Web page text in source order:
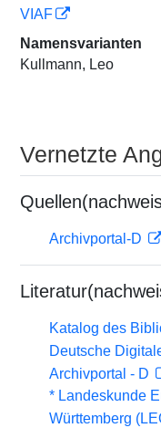
VIAF
Namensvarianten
Kullmann, Leo
Vernetzte
Archivportal-D
Katalog des
Deutsche
Archivportal - D
* Landeskunde
Württemberg